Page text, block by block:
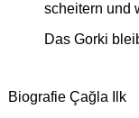
scheitern und
Das Gorki
Biografie Çağla Ilk